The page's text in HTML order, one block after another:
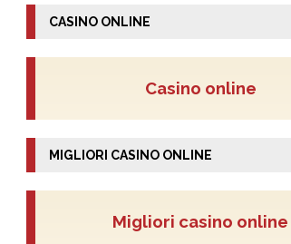
CASINO ONLINE
Casino online
MIGLIORI CASINO ONLINE
Migliori casino online